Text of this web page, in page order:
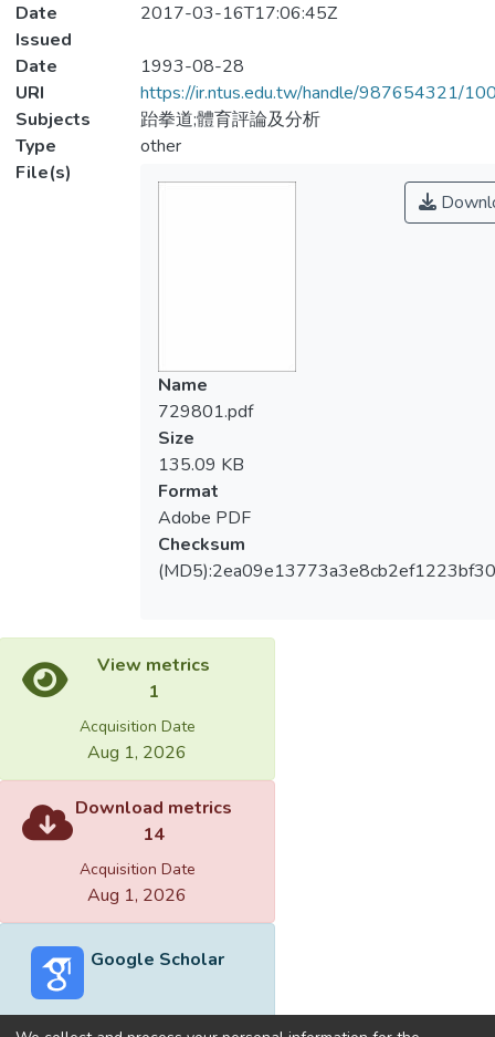
Date
Issued
2017-03-16T17:06:45Z
Date
1993-08-28
URI
https://ir.ntus.edu.tw/handle/987654321/
Subjects
跆拳道;體育評論及分析
Type
other
File(s)
Name
729801.pdf
Size
135.09 KB
Format
Adobe PDF
Checksum
View metrics
1
Acquisition Date
Aug 1, 2026
Download metrics
14
Acquisition Date
Aug 1, 2026
Google Scholar